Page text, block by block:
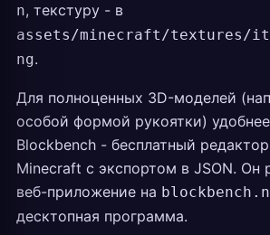
n, текстуру - в
assets/minecraft/textures/
ng.
Для полноценных 3D-моделей
особой формой рукоятки)
Blockbench - бесплатный
Minecraft с экспортом в JSON. Он
веб-приложение на
десктопная программа.